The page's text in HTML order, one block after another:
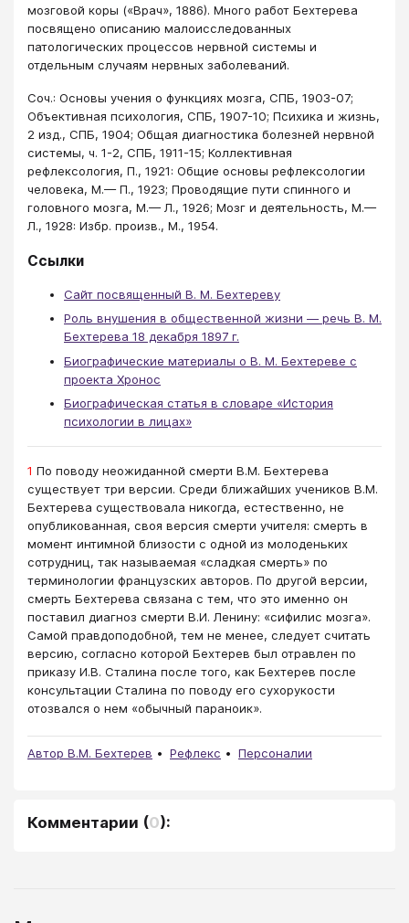
мозговой коры («Врач», 1886). Много работ Бехтерева
посвящено описанию малоисследованных
патологических процессов нервной системы и
отдельным случаям нервных заболеваний.
Соч.: Основы учения о функциях мозга, СПБ, 1903-07;
Объективная психология, СПБ, 1907-10; Психика и жизнь,
2 изд., СПБ, 1904; Общая диагностика болезней нервной
системы, ч. 1-2, СПБ, 1911-15; Коллективная
рефлексология, П., 1921: Общие основы рефлексологии
человека, М.— П., 1923; Проводящие пути спинного и
головного мозга, М.— Л., 1926; Мозг и деятельность, М.—
Л., 1928: Избр. произв., М., 1954.
Ссылки
Сайт посвященный В. М. Бехтереву
Роль внушения в общественной жизни — речь В. М.
Бехтерева 18 декабря 1897 г.
Биографические материалы о В. М. Бехтереве с
проекта Хронос
Биографическая статья в словаре «История
психологии в лицах»
1 По поводу неожиданной смерти В.М. Бехтерева
существует три версии. Среди ближайших учеников В.М.
Бехтерева существовала никогда, естественно, не
опубликованная, своя версия смерти учителя: смерть в
момент интимной близости с одной из молоденьких
сотрудниц, так называемая «сладкая смерть» по
терминологии французских авторов. По другой версии,
смерть Бехтерева связана с тем, что это именно он
поставил диагноз смерти В.И. Ленину: «сифилис мозга».
Самой правдоподобной, тем не менее, следует считать
версию, согласно которой Бехтерев был отравлен по
приказу И.В. Сталина после того, как Бехтерев после
консультации Сталина по поводу его сухорукости
отозвался о нем «обычный параноик».
Автор В.М. Бехтерев Рефлекс Персоналии
Комментарии (0):